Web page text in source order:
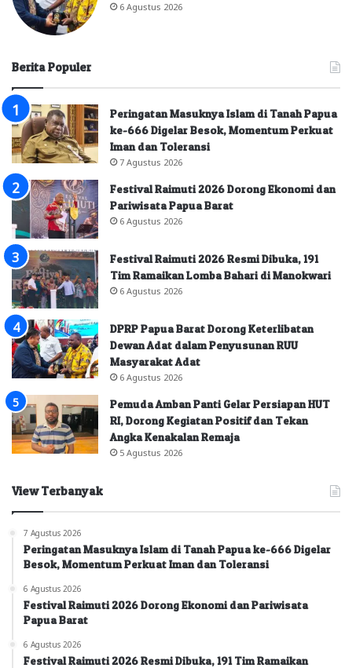
6 Agustus 2026
Berita Populer
Peringatan Masuknya Islam di Tanah Papua
ke-666 Digelar Besok, Momentum Perkuat
Iman dan Toleransi
7 Agustus 2026
Festival Raimuti 2026 Dorong Ekonomi dan
Pariwisata Papua Barat
6 Agustus 2026
Festival Raimuti 2026 Resmi Dibuka, 191
Tim Ramaikan Lomba Bahari di Manokwari
6 Agustus 2026
DPRP Papua Barat Dorong Keterlibatan
Dewan Adat dalam Penyusunan RUU
Masyarakat Adat
6 Agustus 2026
Pemuda Amban Panti Gelar Persiapan HUT
RI, Dorong Kegiatan Positif dan Tekan
Angka Kenakalan Remaja
5 Agustus 2026
View Terbanyak
7 Agustus 2026
Peringatan Masuknya Islam di Tanah Papua ke-666 Digelar
Besok, Momentum Perkuat Iman dan Toleransi
6 Agustus 2026
Festival Raimuti 2026 Dorong Ekonomi dan Pariwisata
Papua Barat
6 Agustus 2026
Festival Raimuti 2026 Resmi Dibuka, 191 Tim Ramaikan